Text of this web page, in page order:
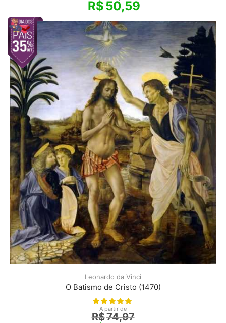
R$50,59
Leonardo da Vinci
O Batismo de Cristo (1470)
A partir de
R$74,97